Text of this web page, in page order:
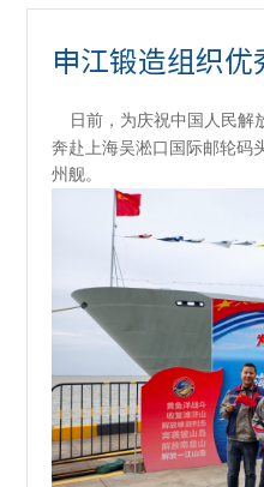
申江锻造组织
日前，为庆祝中国人民解
奔赴上海吴淞口国际邮轮码
州舰。